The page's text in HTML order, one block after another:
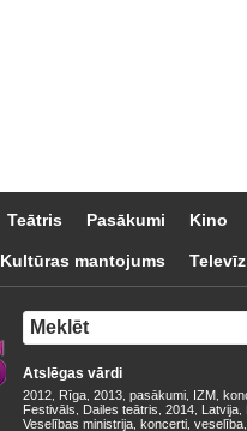
Teātris Pasākumi Kino
Kultūras mantojums
Atslēgas vārdi
2012 Rīga 2013 pasākumi IZM
Festivāls
Dailes teātris 2014 Latvija
Veselības ministrija koncerti veselība